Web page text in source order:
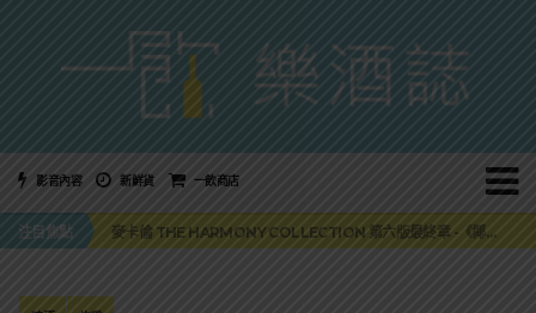
影音內容 新鮮貨 一飲商店
注目焦點
美國正式恢復蘇格蘭威士忌零關稅！烈酒產業再次迎來重磅利多
麥卡倫 THE HARMONY COLLECTION 第六版最終章 -《椰風煖韻》
角嗨尬炸物X爽快這一步，角瓶攜手頂呱呱 全新套餐限時登場